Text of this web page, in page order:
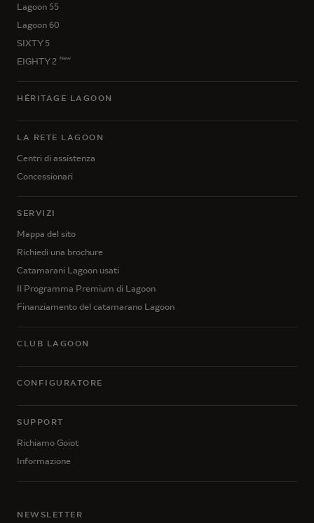
Lagoon 55
Lagoon 60
SIXTY 5
EIGHTY 2
New
HÉRITAGE LAGOON
LA RETE LAGOON
Centri di assistenza
Concessionari
SERVIZI
Mappa del sito
Richiedi una brochure
Catamarani Lagoon usati
Il Programma Premium di Lagoon
Finanziamento del catamarano Lagoon
CLUB LAGOON
CONFIGURATORE
SUPPORT
Richiamo Goiot
Informazione
NEWSLETTER